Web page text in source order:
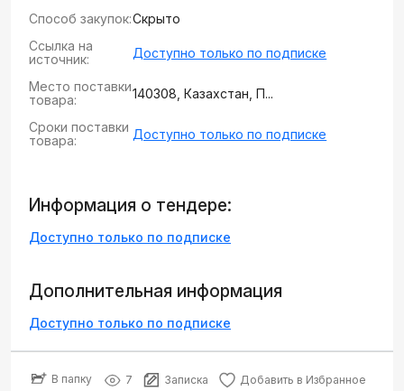
Способ закупок:Скрыто
Ссылка на
источник:
Доступно только по подписке
Место поставки
товара:
140308, Казахстан, П...
Сроки поставки
товара:
Доступно только по подписке
Информация о тендере:
Доступно только по подписке
Дополнительная информация
Доступно только по подписке
В папку 7 Записка Добавить в Избранное